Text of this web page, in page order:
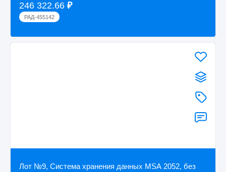
246 322.66 ₽
РАД-455142
Лот №9, Система хранения данных MSA 2052, без